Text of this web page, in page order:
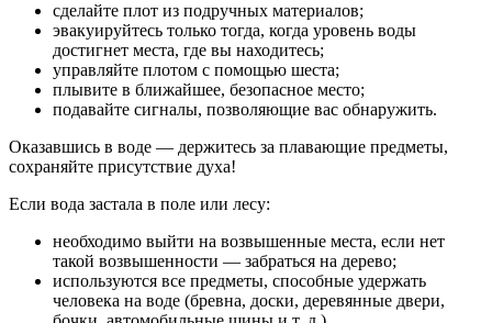
сделайте плот из подручных материалов;
эвакуируйтесь только тогда, когда уровень воды
достигнет места, где вы находитесь;
управляйте плотом с помощью шеста;
плывите в ближайшее, безопасное место;
подавайте сигналы, позволяющие вас обнаружить.
Оказавшись в воде — держитесь за плавающие предметы,
сохраняйте присутствие духа!
Если вода застала в поле или лесу:
необходимо выйти на возвышенные места, если нет
такой возвышенности — забраться на дерево;
используются все предметы, способные удержать
человека на воде (бревна, доски, деревянные двери,